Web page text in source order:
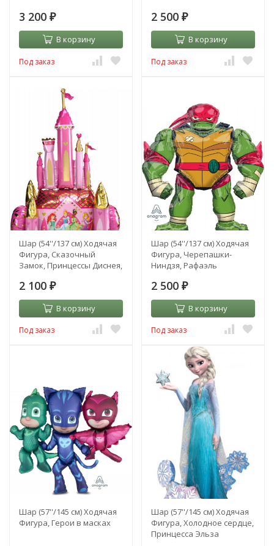
3 200 ₽
В корзину
Под заказ
2 500 ₽
В корзину
Под заказ
Шар (54''/137 см) Ходячая
Фигура, Сказочный
Замок, Принцессы Диснея,
2 100 ₽
В корзину
Под заказ
Шар (54''/137 см) Ходячая
Фигура, Черепашки-
Ниндзя, Рафаэль
2 500 ₽
В корзину
Под заказ
Шар (57''/145 см) Ходячая
Фигура, Герои в масках
Шар (57''/145 см) Ходячая
Фигура, Холодное сердце,
Принцесса Эльза